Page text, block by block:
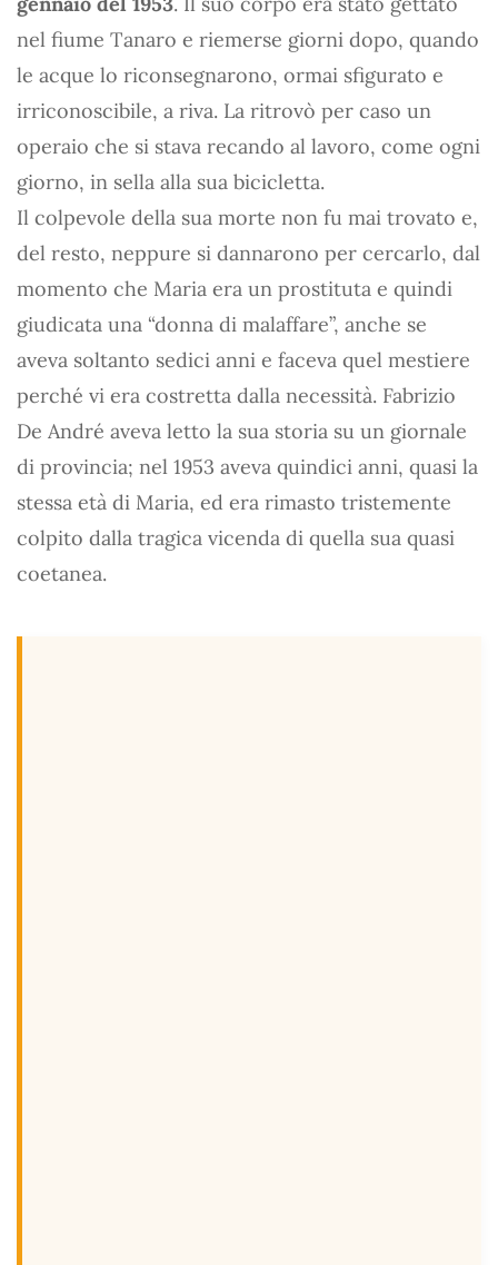
nel fiume Tanaro e riemerse giorni dopo, quando
le acque lo riconsegnarono, ormai sfigurato e
irriconoscibile, a riva. La ritrovò per caso un
operaio che si stava recando al lavoro, come ogni
giorno, in sella alla sua bicicletta.
Il colpevole della sua morte non fu mai trovato e,
del resto, neppure si dannarono per cercarlo, dal
momento che Maria era un prostituta e quindi
giudicata una “donna di malaffare”, anche se
aveva soltanto sedici anni e faceva quel mestiere
perché vi era costretta dalla necessità. Fabrizio
De André aveva letto la sua storia su un giornale
di provincia; nel 1953 aveva quindici anni, quasi la
stessa età di Maria, ed era rimasto tristemente
colpito dalla tragica vicenda di quella sua quasi
coetanea.